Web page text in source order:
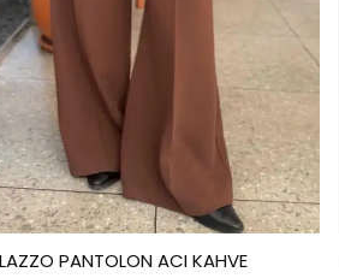
PANTOLON ACI KAHVE